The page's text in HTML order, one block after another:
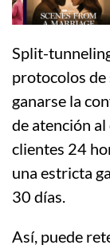
Split-
protocolos de
ganarse la
de atención
clientes 24
una estricta
30 días.
Así, puede